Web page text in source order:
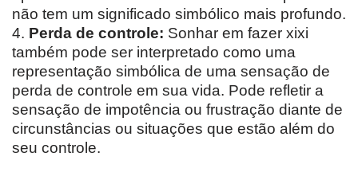
não tem um significado simbólico mais profundo.
4. Perda de controle: Sonhar em fazer xixi
também pode ser interpretado como uma
representação simbólica de uma sensação de
perda de controle em sua vida. Pode refletir a
sensação de impotência ou frustração diante de
circunstâncias ou situações que estão além do
seu controle.